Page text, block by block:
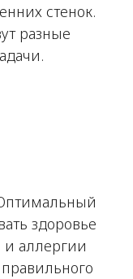
стенок.
разные
здоровье
и аллергии